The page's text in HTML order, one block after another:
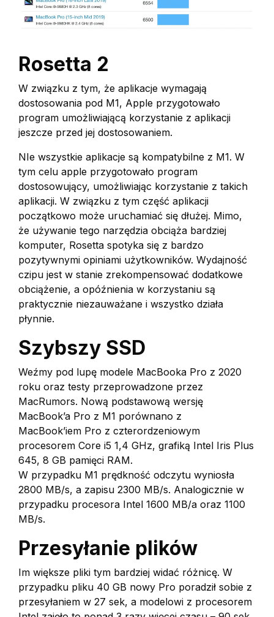
Rosetta 2
W związku z tym, że aplikacje wymagają
dostosowania pod M1, Apple przygotowało
program umożliwiającą korzystanie z aplikacji
jeszcze przed jej dostosowaniem.
NIe wszystkie aplikacje są kompatybilne z M1. W
tym celu apple przygotowało program
dostosowujący, umożliwiając korzystanie z takich
aplikacji. W związku z tym część aplikacji
początkowo może uruchamiać się dłużej. Mimo,
że używanie tego narzędzia obciąża bardziej
komputer, Rosetta spotyka się z bardzo
pozytywnymi opiniami użytkowników. Wydajność
czipu jest w stanie zrekompensować dodatkowe
obciążenie, a opóźnienia w korzystaniu są
praktycznie niezauważane i wszystko działa
płynnie.
Szybszy SSD
Weźmy pod lupę modele MacBooka Pro z 2020
roku oraz testy przeprowadzone przez
MacRumors. Nową podstawową wersję
MacBook’a Pro z M1 porównano z
MacBook’iem Pro z czterordzeniowym
procesorem Core i5 1,4 GHz, grafiką Intel Iris Plus
645, 8 GB pamięci RAM.
W przypadku M1 prędkność odczytu wyniosła
2800 MB/s, a zapisu 2300 MB/s. Analogicznie w
przypadku procesora Intel 1600 MB/a oraz 1100
MB/s.
Przesyłanie plików
Im większe pliki tym bardziej widać różnicę. W
przypadku pliku 40 GB nowy Pro poradził sobie z
przesyłaniem w 27 sek, a modelowi z procesorem